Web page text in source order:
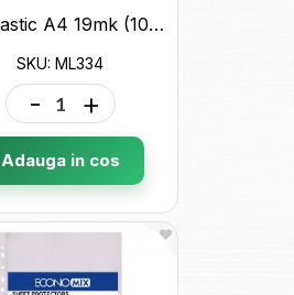
File plastic A4 19mk (100buc) ML334
SKU: ML334
- +
Adauga in cos